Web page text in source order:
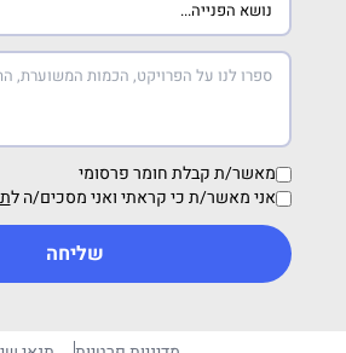
מאשר/ת קבלת חומר פרסומי
אני מאשר/ת כי קראתי ואני מסכים/ה ל
שליחה